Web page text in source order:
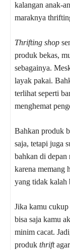
kalangan anak-
maraknya
Thrifting shop
produk bekas,
sebagainya.
layak pakai.
terlihat seperti
menghemat
Bahkan produk
saja, tetapi juga
bahkan di depan
karena memang
yang tidak kalah
Jika kamu
bisa saja kamu
minim cacat.
produk thrift